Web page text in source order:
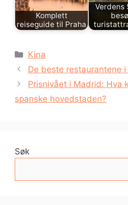
Komplett
reiseguide til Praha
Verdens
Kategorier
Kina
De beste restaurantene i
Prisnivået i Madrid: Hva
spanske hovedstaden?
Søk